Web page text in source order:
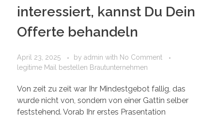
.interessiert, kannst Du Dein
Offerte behandeln
April 23, 2025 by admin with No Comment
legitime Mail bestellen Brautunternehmen
Von zeit zu zeit war Ihr Mindestgebot fallig, das
wurde nicht von, sondern von einer Gattin selber
feststehend. Vorab Ihr erstes Prasentation